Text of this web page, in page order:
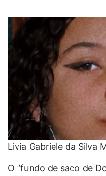
Livia Gabriele da Silva
O “fundo de saco de